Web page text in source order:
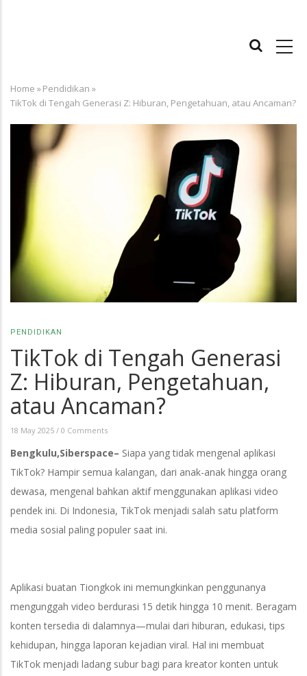
Breadcrumb
Home »Pendidikan »
TikTok di Tengah Generasi Z: Hiburan, Pengetahuan, atau Ancaman?
PENDIDIKAN
TikTok di Tengah Generasi
Z: Hiburan, Pengetahuan,
atau Ancaman?
18 May 2025 / 0 Comments
Bengkulu,Siberspace– Siapa yang tidak mengenal aplikasi
TikTok? Hampir semua kalangan, dari anak-anak hingga orang
dewasa, mengenal bahkan aktif menggunakan aplikasi video
pendek ini. Di Indonesia, TikTok menjadi salah satu platform
media sosial paling populer saat ini.
Aplikasi buatan Tiongkok ini memungkinkan penggunanya
mengunggah video berdurasi 15 detik hingga 10 menit. Beragam
konten tersedia di dalamnya—mulai dari hiburan, edukasi, tips
kehidupan, hingga laporan kejadian viral. Hal ini membuat
TikTok menjadi ladang subur bagi para kreator konten untuk